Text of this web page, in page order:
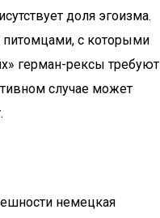
доля эгоизма.
питомцами, с которыми
герман-рексы требуют
случае может
немецкая